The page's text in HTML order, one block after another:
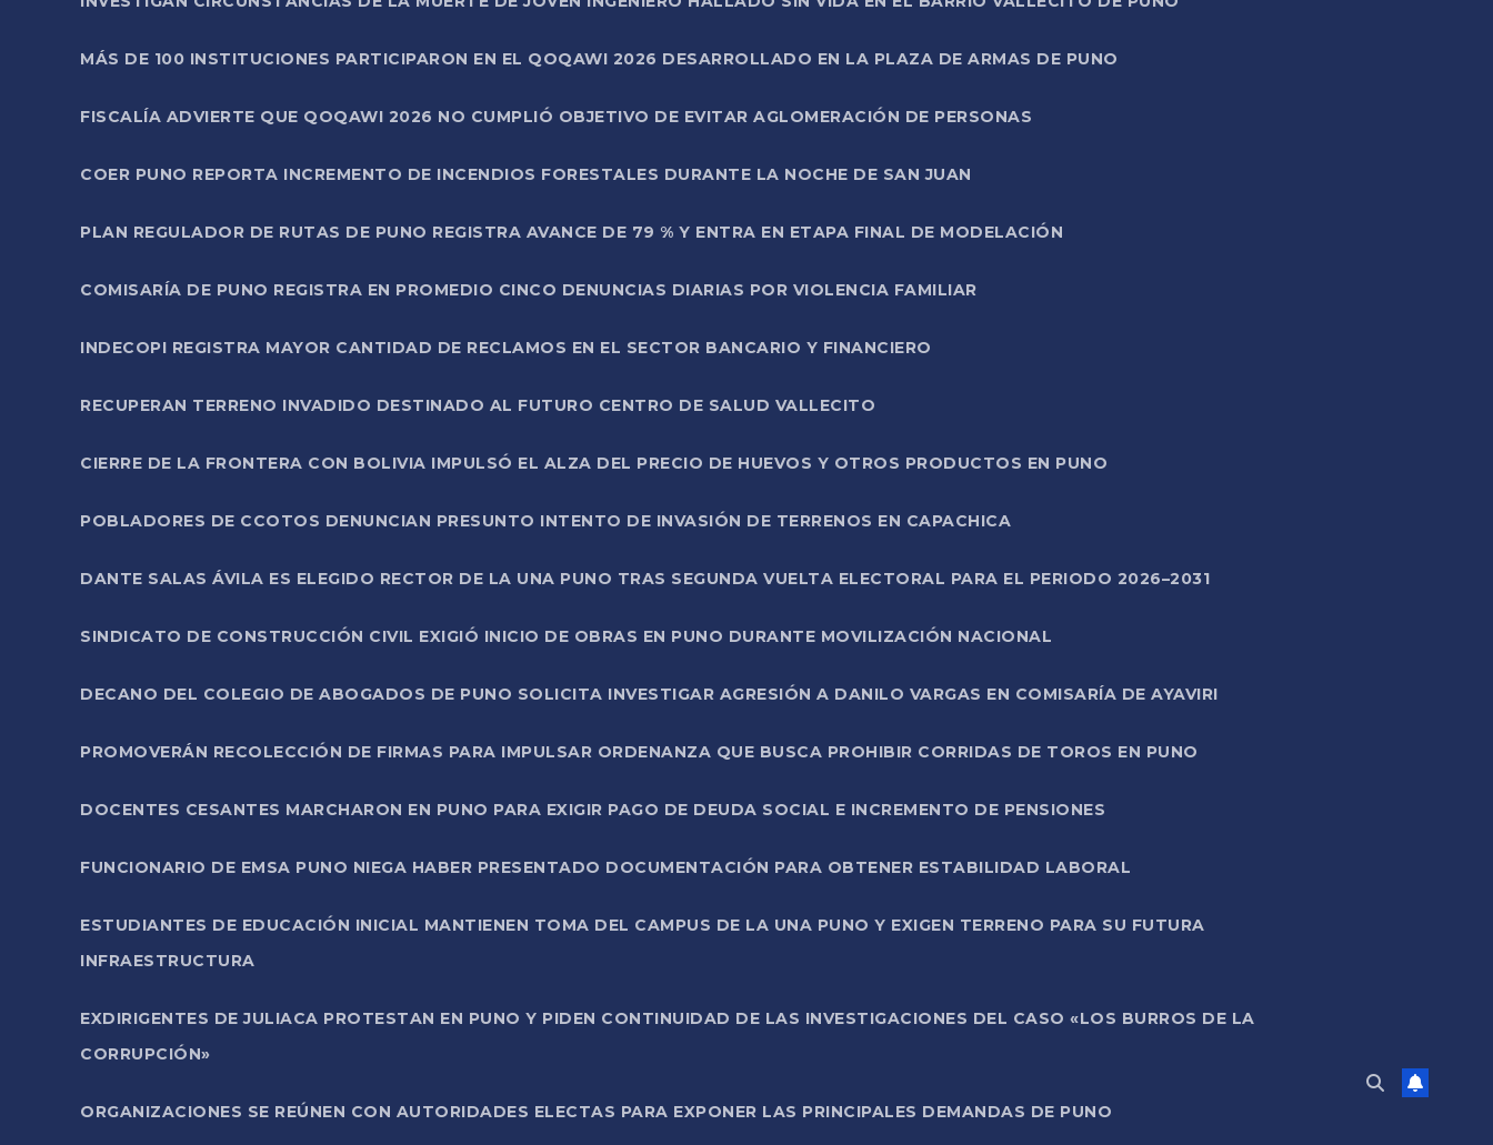
MÁS DE 100 INSTITUCIONES PARTICIPARON EN EL QOQAWI 2026 DESARROLLADO EN LA PLAZA DE ARMAS DE PUNO
FISCALÍA ADVIERTE QUE QOQAWI 2026 NO CUMPLIÓ OBJETIVO DE EVITAR AGLOMERACIÓN DE PERSONAS
COER PUNO REPORTA INCREMENTO DE INCENDIOS FORESTALES DURANTE LA NOCHE DE SAN JUAN
PLAN REGULADOR DE RUTAS DE PUNO REGISTRA AVANCE DE 79 % Y ENTRA EN ETAPA FINAL DE MODELACIÓN
COMISARÍA DE PUNO REGISTRA EN PROMEDIO CINCO DENUNCIAS DIARIAS POR VIOLENCIA FAMILIAR
INDECOPI REGISTRA MAYOR CANTIDAD DE RECLAMOS EN EL SECTOR BANCARIO Y FINANCIERO
RECUPERAN TERRENO INVADIDO DESTINADO AL FUTURO CENTRO DE SALUD VALLECITO
CIERRE DE LA FRONTERA CON BOLIVIA IMPULSÓ EL ALZA DEL PRECIO DE HUEVOS Y OTROS PRODUCTOS EN PUNO
POBLADORES DE CCOTOS DENUNCIAN PRESUNTO INTENTO DE INVASIÓN DE TERRENOS EN CAPACHICA
DANTE SALAS ÁVILA ES ELEGIDO RECTOR DE LA UNA PUNO TRAS SEGUNDA VUELTA ELECTORAL PARA EL PERIODO 2026–2031
SINDICATO DE CONSTRUCCIÓN CIVIL EXIGIÓ INICIO DE OBRAS EN PUNO DURANTE MOVILIZACIÓN NACIONAL
DECANO DEL COLEGIO DE ABOGADOS DE PUNO SOLICITA INVESTIGAR AGRESIÓN A DANILO VARGAS EN COMISARÍA DE AYAVIRI
PROMOVERÁN RECOLECCIÓN DE FIRMAS PARA IMPULSAR ORDENANZA QUE BUSCA PROHIBIR CORRIDAS DE TOROS EN PUNO
DOCENTES CESANTES MARCHARON EN PUNO PARA EXIGIR PAGO DE DEUDA SOCIAL E INCREMENTO DE PENSIONES
FUNCIONARIO DE EMSA PUNO NIEGA HABER PRESENTADO DOCUMENTACIÓN PARA OBTENER ESTABILIDAD LABORAL
ESTUDIANTES DE EDUCACIÓN INICIAL MANTIENEN TOMA DEL CAMPUS DE LA UNA PUNO Y EXIGEN TERRENO PARA SU FUTURA
INFRAESTRUCTURA
EXDIRIGENTES DE JULIACA PROTESTAN EN PUNO Y PIDEN CONTINUIDAD DE LAS INVESTIGACIONES DEL CASO «LOS BURROS DE LA
CORRUPCIÓN»
ORGANIZACIONES SE REÚNEN CON AUTORIDADES ELECTAS PARA EXPONER LAS PRINCIPALES DEMANDAS DE PUNO